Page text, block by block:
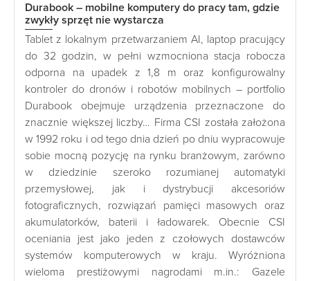
Durabook – mobilne komputery do pracy tam, gdzie
zwykły sprzęt nie wystarcza
Tablet z lokalnym przetwarzaniem AI, laptop pracujący
do 32 godzin, w pełni wzmocniona stacja robocza
odporna na upadek z 1,8 m oraz konfigurowalny
kontroler do dronów i robotów mobilnych – portfolio
Durabook obejmuje urządzenia przeznaczone do
znacznie większej liczby… Firma CSI została założona
w 1992 roku i od tego dnia dzień po dniu wypracowuje
sobie mocną pozycję na rynku branżowym, zarówno
w dziedzinie szeroko rozumianej automatyki
przemysłowej, jak i dystrybucji akcesoriów
fotograficznych, rozwiązań pamięci masowych oraz
akumulatorków, baterii i ładowarek. Obecnie CSI
oceniania jest jako jeden z czołowych dostawców
systemów komputerowych w kraju. Wyróżniona
wieloma prestiżowymi nagrodami m.in.: Gazele